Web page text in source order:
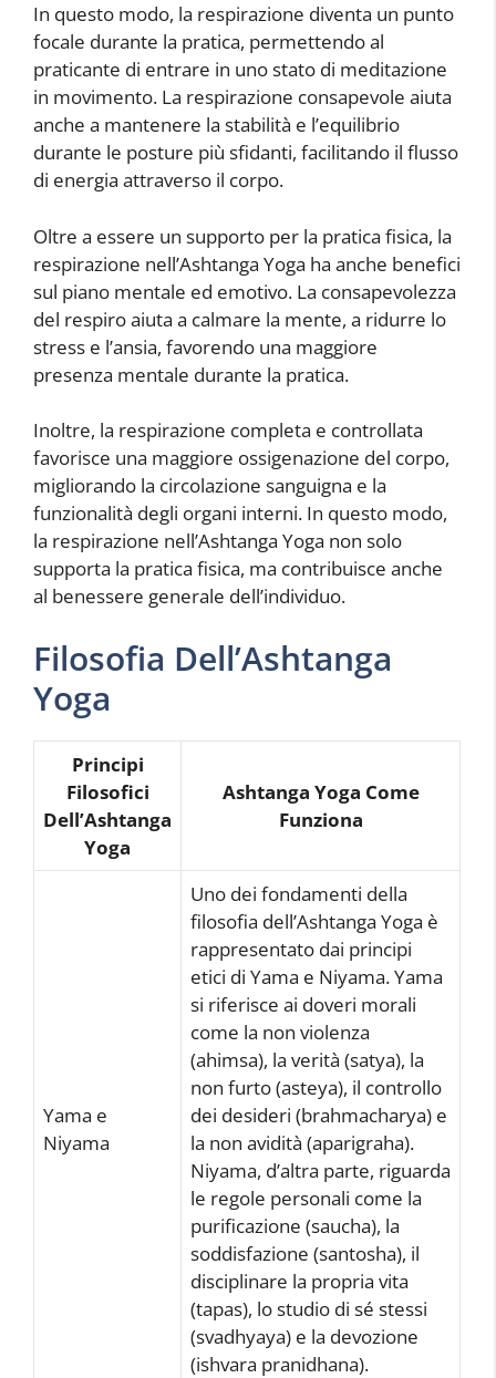
In questo modo, la respirazione diventa un punto
focale durante la pratica, permettendo al
praticante di entrare in uno stato di meditazione
in movimento. La respirazione consapevole aiuta
anche a mantenere la stabilità e l’equilibrio
durante le posture più sfidanti, facilitando il flusso
di energia attraverso il corpo.
Oltre a essere un supporto per la pratica fisica, la
respirazione nell’Ashtanga Yoga ha anche benefici
sul piano mentale ed emotivo. La consapevolezza
del respiro aiuta a calmare la mente, a ridurre lo
stress e l’ansia, favorendo una maggiore
presenza mentale durante la pratica.
Inoltre, la respirazione completa e controllata
favorisce una maggiore ossigenazione del corpo,
migliorando la circolazione sanguigna e la
funzionalità degli organi interni. In questo modo,
la respirazione nell’Ashtanga Yoga non solo
supporta la pratica fisica, ma contribuisce anche
al benessere generale dell’individuo.
Filosofia Dell’Ashtanga
Yoga
Principi
Filosofici
Dell’Ashtanga
Yoga
Ashtanga Yoga Come
Funziona
Yama e
Niyama
Uno dei fondamenti della
filosofia dell’Ashtanga Yoga è
rappresentato dai principi
etici di Yama e Niyama. Yama
si riferisce ai doveri morali
come la non violenza
(ahimsa), la verità (satya), la
non furto (asteya), il controllo
dei desideri (brahmacharya) e
la non avidità (aparigraha).
Niyama, d’altra parte, riguarda
le regole personali come la
purificazione (saucha), la
soddisfazione (santosha), il
disciplinare la propria vita
(tapas), lo studio di sé stessi
(svadhyaya) e la devozione
(ishvara pranidhana).